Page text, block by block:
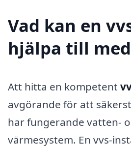
Vad kan en
hjälpa till
Att hitta en kompetent
avgörande för att
har fungerande vatten-
värmesystem. En vvs-